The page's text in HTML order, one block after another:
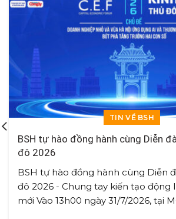
TIN VỀ BSH
BSH tự hào đồng hành cùng Diễn
đô 2026
BSH tự hào đồng hành cùng Diễn
đô 2026 - Chung tay kiến tạo động
mới Vào 13h00 ngày 31/7/2026, tại